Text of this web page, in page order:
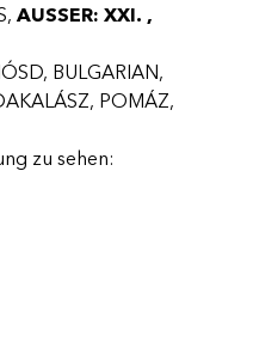
AUSSER: XXI. ,
BULGARIAN,
POMÁZ,
zu sehen: